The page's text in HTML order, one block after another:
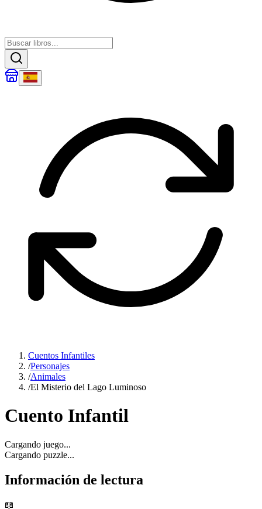
Cuentos Infantiles
/Personajes
/Animales
/El Misterio del Lago Luminoso
Cuento Infantil
Cargando juego...
Cargando puzzle...
Información de lectura
📖